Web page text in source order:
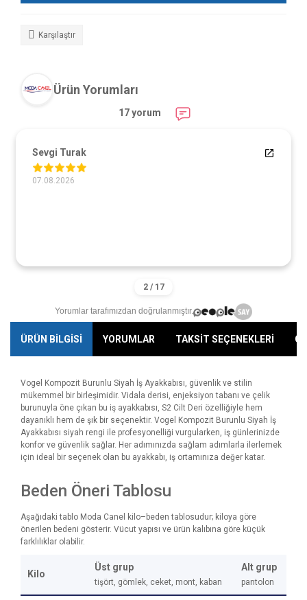
Karşılaştır
Ürün Yorumları
17 yorum
Sevgi Turak
07.08.2026
Yorumlar tarafımızdan doğrulanmıştır.
ÜRÜN BİLGİSİ YORUMLAR TAKSİT SEÇENEKLERİ
Vogel Kompozit Burunlu Siyah İş Ayakkabısı, güvenlik ve stilin
mükemmel bir birleşimidir. Vidala derisi, enjeksiyon tabanı ve çelik
burunuyla öne çıkan bu iş ayakkabısı, S2 Cilt Deri özelliğiyle hem
dayanıklı hem de şık bir seçenektir. Vogel Kompozit Burunlu Siyah İş
Ayakkabısı siyah rengi ile profesyonelliği vurgularken, iş günlerinizde
konfor ve güvenlik sağlar. Her adımınızda sağlam adımlarla ilerlemek
için ideal bir seçenek olan bu ayakkabı, iş ortamınıza değer katar.
Beden Öneri Tablosu
Aşağıdaki tablo Moda Canel kilo–beden tablosudur; kiloya göre
önerilen bedeni gösterir. Vücut yapısı ve ürün kalıbına göre küçük
farklılıklar olabilir.
Kilo
Üst grup
tişört, gömlek, ceket, mont, kaban
Alt grup
pantolon